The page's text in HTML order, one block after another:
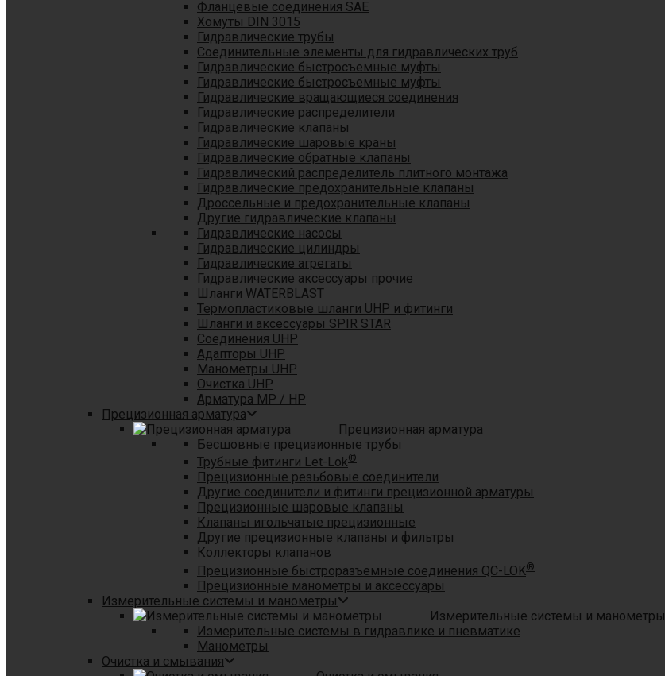
Фланцевые соединения SAE
Хомуты DIN 3015
Гидравлические трубы
Соединительные элементы для гидравлических труб
Гидравлические быстросъемные муфты
Гидравлические быстросъемные муфты
Гидравлические вращающиеся соединения
Гидравлические распределители
Гидравлические клапаны
Гидравлические шаровые краны
Гидравлические обратные клапаны
Гидравлический распределитель плитного монтажа
Гидравлические предохранительные клапаны
Дроссельные и предохранительные клапаны
Другие гидравлические клапаны
Гидравлические насосы
Гидравлические цилиндры
Гидравлические агрегаты
Гидравлические аксессуары прочие
Шланги WATERBLAST
Термопластиковые шланги UHP и фитинги
Шланги и аксессуары SPIR STAR
Соединения UHP
Адапторы UHP
Манометры UHP
Очистка UHP
Арматура MP / HP
Прецизионная арматура
Прецизионная арматура
Бесшовные прецизионные трубы
Трубные фитинги Let-Lok®
Прецизионные резьбовые соединители
Другие соединители и фитинги прецизионной арматуры
Прецизионные шаровые клапаны
Клапаны игольчатые прецизионные
Другие прецизионные клапаны и фильтры
Коллекторы клапанов
Прецизионные быстроразъемные соединения QC-LOK®
Прецизионные манометры и аксессуары
Измерительные системы и манометры
Измерительные системы и манометры
Измерительные системы в гидравлике и пневматике
Манометры
Очистка и смывания